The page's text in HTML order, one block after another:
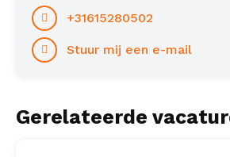
+31615280502
Stuur mij een e-mail
Gerelateerde